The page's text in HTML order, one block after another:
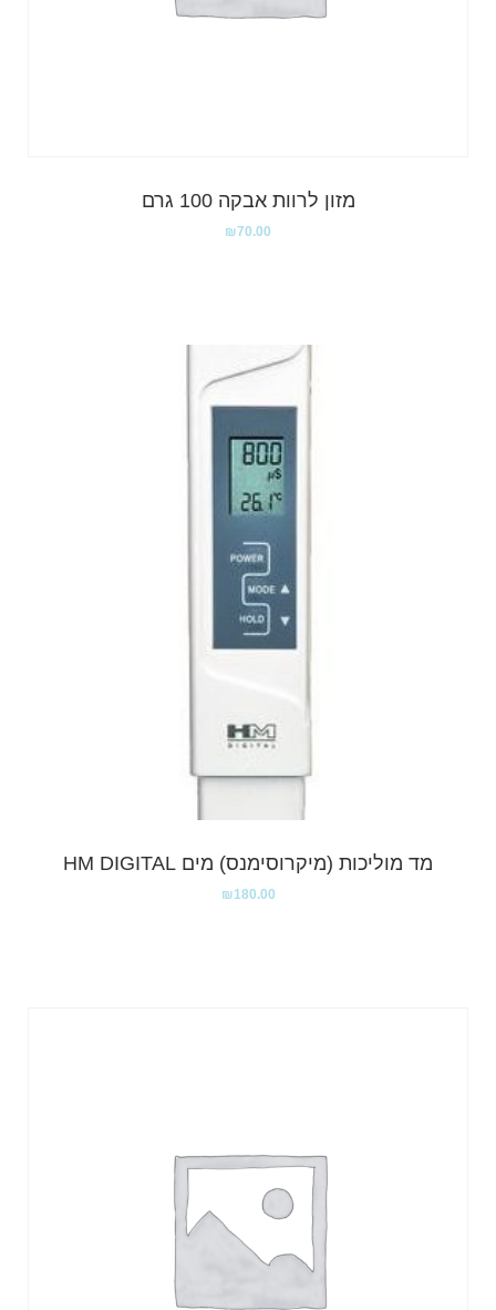
מזון לרוות אבקה 100 גרם
₪70.00
מד מוליכות (מיקרוסימנס) מים HM DIGITAL
₪180.00